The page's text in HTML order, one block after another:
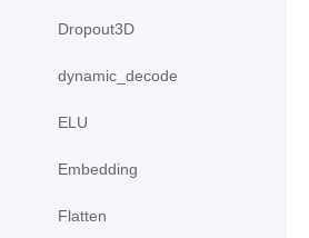
Dropout3D
dynamic_decode
ELU
Embedding
Flatten